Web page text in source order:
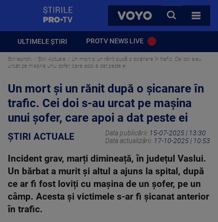
VOYO
CAUTA
TOATE
ULTIMELE ȘTIRI PROTV NEWS LIVE
Stirileprotv Știri Actuale
Un mort și un rănit după o șicanare în trafic. Cei doi s-au
urcat pe mașina unui șofer, care apoi a dat peste ei
Un mort și un rănit după o șicanare în
trafic. Cei doi s-au urcat pe mașina
unui șofer, care apoi a dat peste ei
ȘTIRI ACTUALE Data publicării: 15-07-2025 | 13:30
Data actualizării: 17-10-2025 | 10:53
Incident grav, marți dimineață, în județul Vaslui.
Un bărbat a murit și altul a ajuns la spital, după
ce ar fi fost loviți cu mașina de un șofer, pe un
câmp. Acesta și victimele s-ar fi șicanat anterior
în trafic.